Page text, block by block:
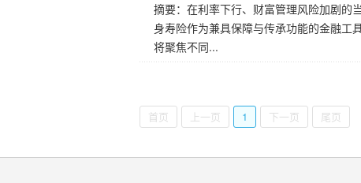
摘要：在利率下行、财富管理风险加剧的
身寿险作为兼具保障与传承功能的金融工
将聚焦不同...
首页 上一页 1 下一页 尾页